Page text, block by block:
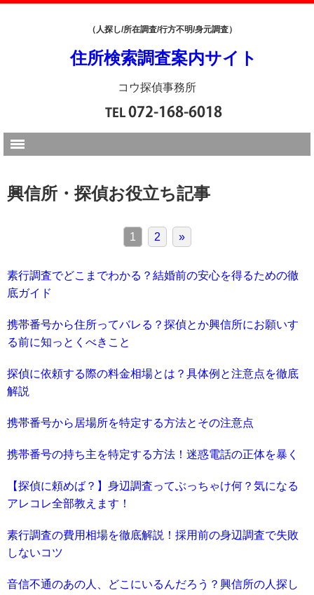
（人探し/所在調査/行方不明/身元調査）
住所検索調査案内サイト
コウ探偵事務所
興信所・探偵お役立ち記事
1 2 »
素行調査でどこまでわかる？結婚前の安心を得るための徹
底ガイド
携帯番号から住所ってバレる？探偵とか興信所にお願いす
る前に知っとくべきこと
探偵に依頼する際の料金相場とは？具体例と注意点を徹底
解説
携帯番号から居場所を特定する方法とその注意点
携帯番号の持ち主を特定する方法！迷惑電話の正体を暴く
【探偵に頼めば？】身辺調査ってぶっちゃけ何？気になる
アレコレ全部教えます！
素行調査の費用相場を徹底解説！採用前の身辺調査で失敗
しないコツ
音信不通のあの人、どこにいるんだろう？興信所の人探し